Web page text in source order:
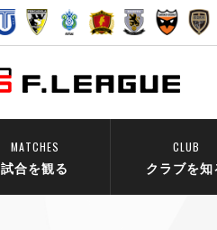
MATCHES
試合を観る
CLUB
クラブを知